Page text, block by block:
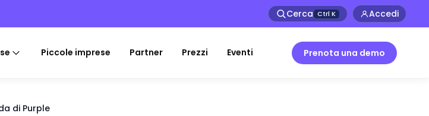
Cerca Ctrl K Accedi
Piccole imprese Partner Prezzi Eventi Prenota una demo
di Purple